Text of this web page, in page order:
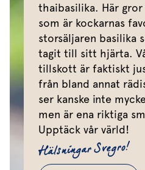
thaibasilika. Här
som är kockarnas
storsäljaren basilika
tagit till sitt hjärta.
tillskott är faktiskt
från bland annat
ser kanske inte
men är ena riktiga
Upptäck vår värld!
Hälsningar Svegro!